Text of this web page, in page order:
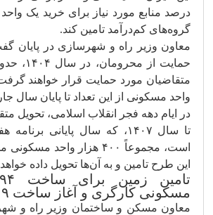
درصد منابع مورد نیاز برای خرید یک
گروه‌های کم‌درآمد تامین کند.
معاون وزیر راه و شهرسازی در پایان
واحد مسکونی از این تعداد تا پایان سال
در ایام دهه فجر انقلاب اسلامی، تحویل
تا سال ۱۴۰۷، که سال پایانی
است، مجموعاً ۴۰۰ هزار واحد
این طرح تامین و به آن‌ها تحویل داده
مسکونی کارگری و آغاز ساخت ۹ هزار واحد
معاون مسکن و ساختمان وزیر راه و